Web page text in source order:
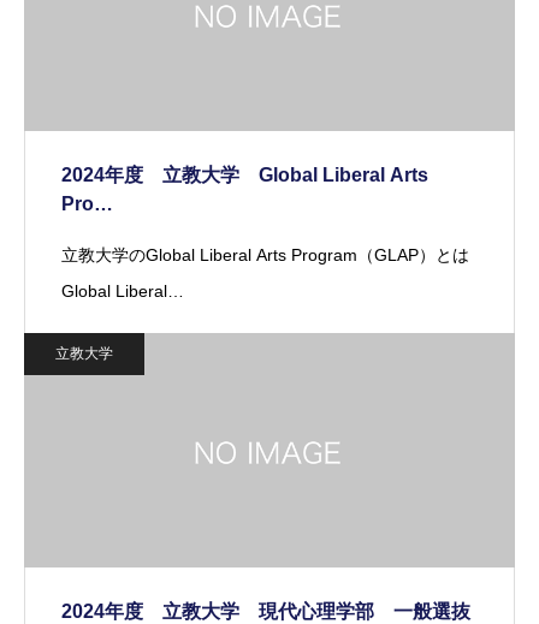
2024年度 立教大学 Global Liberal Arts
Pro…
立教大学のGlobal Liberal Arts Program（GLAP）とは
Global Liberal…
立教大学
2024年度 立教大学 現代心理学部 一般選抜